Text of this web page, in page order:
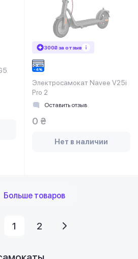
300₴ за отзыв
Электросамокат Navee V25i
Pro 2
Оставить отзыв
0 ₴
Нет в наличии
Больше товаров
1 2